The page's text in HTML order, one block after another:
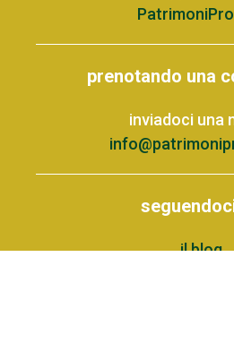
prenotando una
inviadoci una
il blog